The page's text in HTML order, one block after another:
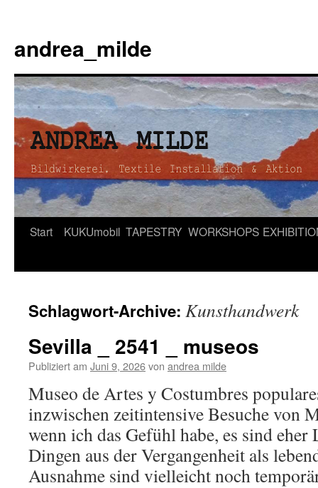
andrea_milde
Zum
Start KUKUmobil TAPESTRY WORKSHOPS
Schlagwort-Archive: Kunsthandwerk
Sevilla _ 2541 _ museos
Publiziert am Juni 9, 2026von andrea milde
Museo de Artes y Costumbres
inzwischen zeitintensive Besuche von
wenn ich das Gefühl habe, es sind eher
Dingen aus der Vergangenheit als
Ausnahme sind vielleicht noch